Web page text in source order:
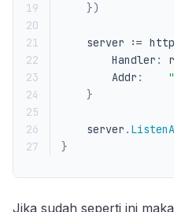
19
})
20
21
server := http
22
Handler :
23
Addr :
24
}
25
26
server .
27
}
Jika sudah seperti ini